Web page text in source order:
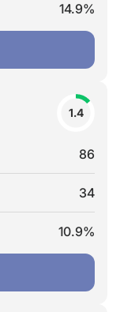
14.9%
1.4
86
34
10.9%